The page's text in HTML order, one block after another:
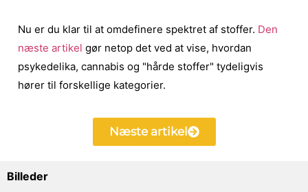
Nu er du klar til at omdefinere spektret af stoffer. Den
næste artikel gør netop det ved at vise, hvordan
psykedelika, cannabis og "hårde stoffer" tydeligvis
hører til forskellige kategorier.
Næste artikel
Billeder